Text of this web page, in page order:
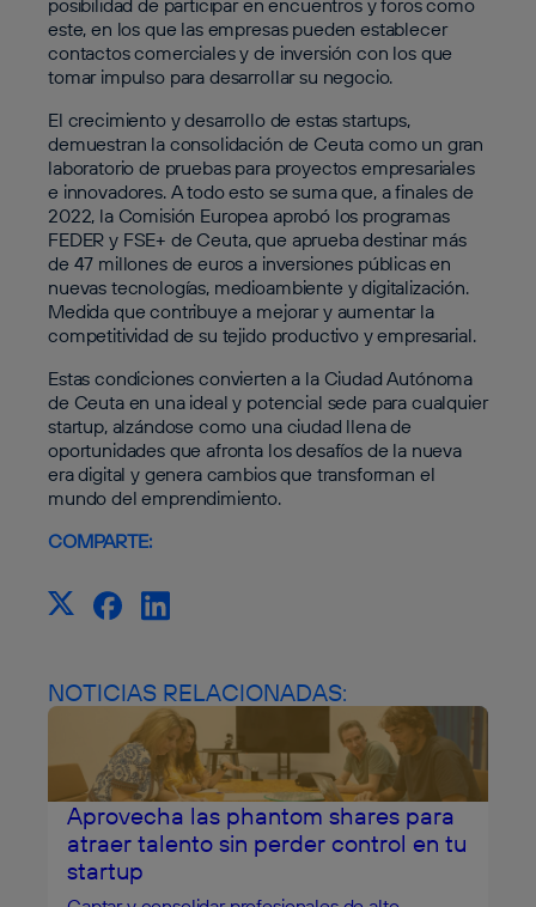
posibilidad de participar en encuentros y foros como
este, en los que las empresas pueden establecer
contactos comerciales y de inversión con los que
tomar impulso para desarrollar su negocio.
El crecimiento y desarrollo de estas startups,
demuestran la consolidación de Ceuta como un gran
laboratorio de pruebas para proyectos empresariales
e innovadores. A todo esto se suma que, a finales de
2022, la Comisión Europea aprobó los programas
FEDER y FSE+ de Ceuta, que aprueba destinar más
de 47 millones de euros a inversiones públicas en
nuevas tecnologías, medioambiente y digitalización.
Medida que contribuye a mejorar y aumentar la
competitividad de su tejido productivo y empresarial.
Estas condiciones convierten a la Ciudad Autónoma
de Ceuta en una ideal y potencial sede para cualquier
startup, alzándose como una ciudad llena de
oportunidades que afronta los desafíos de la nueva
era digital y genera cambios que transforman el
mundo del emprendimiento.
COMPARTE:
NOTICIAS RELACIONADAS:
Aprovecha las phantom shares para
atraer talento sin perder control en tu
startup